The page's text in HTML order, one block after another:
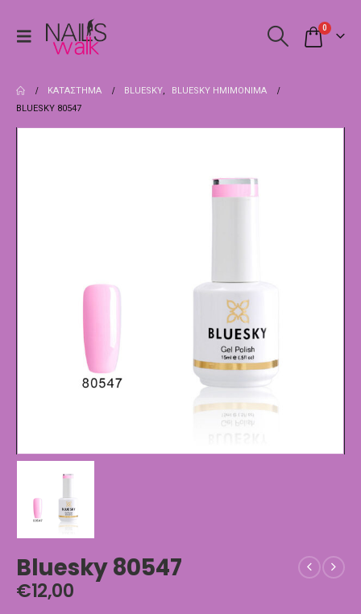
0
ΚΑΤΆΣΤΗΜΑ BLUESKY,
BLUESKY ΗΜΙΜΌΝΙΜΑ
BLUESKY 80547
Bluesky 80547
€12,00